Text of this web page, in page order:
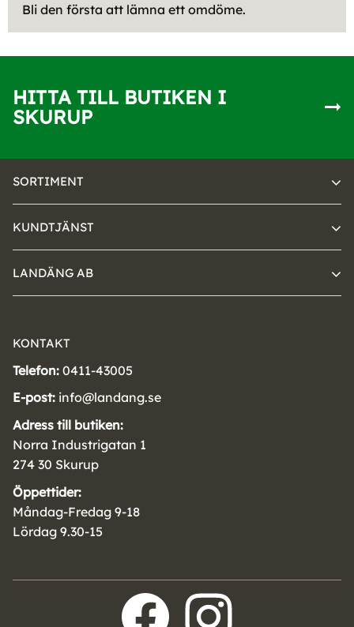
Bli den första att lämna ett omdöme.
HITTA TILL BUTIKEN I
SKURUP
SORTIMENT
KUNDTJÄNST
LANDÄNG AB
KONTAKT
Telefon: 0411-43005
E-post: info@landang.se
Adress till butiken:
Norra Industrigatan 1
274 30 Skurup
Öppettider:
Måndag-Fredag 9-18
Lördag 9.30-15